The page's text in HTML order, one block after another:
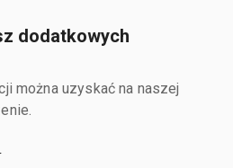
dodatkowych
można uzyskać na naszej